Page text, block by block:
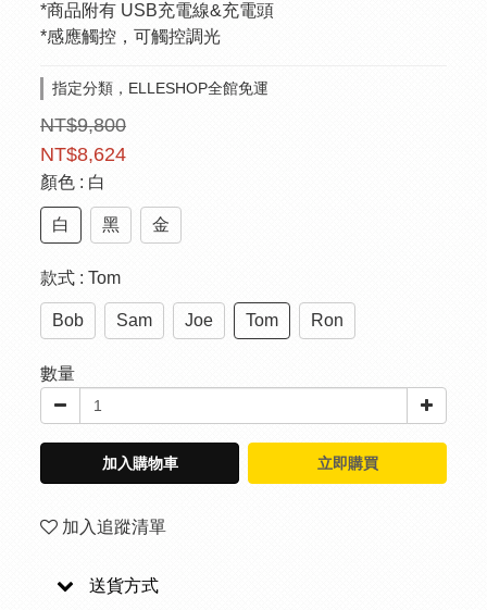
*商品附有 USB充電線&充電頭
*感應觸控，可觸控調光
指定分類，ELLESHOP全館免運
NT$9,800
NT$8,624
顏色 : 白
白 黑 金
款式 : Tom
Bob Sam Joe Tom Ron
數量
加入購物車 立即購買
加入追蹤清單
送貨方式